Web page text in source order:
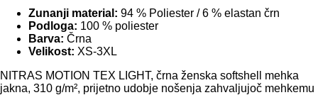
Zunanji material: 94 % Poliester / 6 % elastan črn
Podloga: 100 % poliester
Barva: Črna
Velikost: XS-3XL
NITRAS MOTION TEX LIGHT, črna ženska softshell mehka
jakna, 310 g/m², prijetno udobje nošenja zahvaljujoč mehkemu